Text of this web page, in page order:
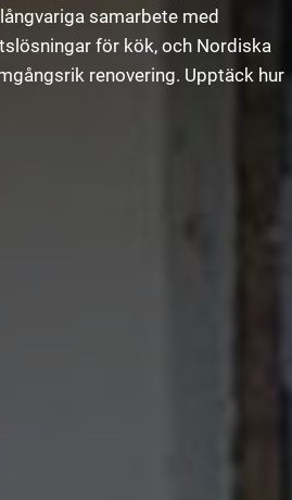
samarbete med
för kök, och Nordiska
renovering. Upptäck hur